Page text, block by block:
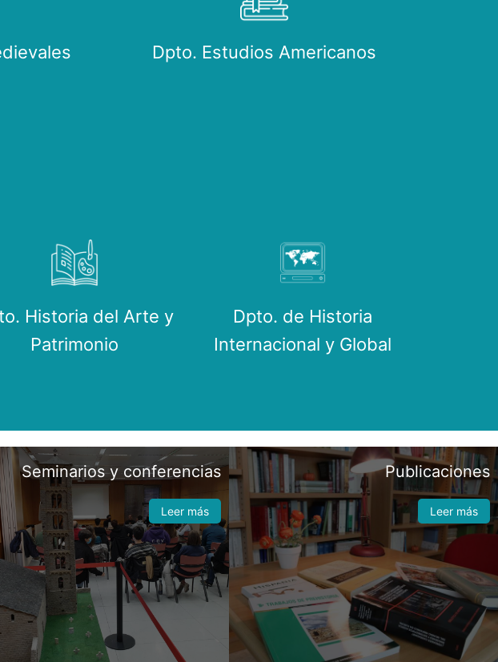
Dpto. Estudios Americanos
Historia del Arte y
Patrimonio
Dpto. de Historia
Internacional y Global
Seminarios y conferencias
Leer más
Publicaciones
Leer más